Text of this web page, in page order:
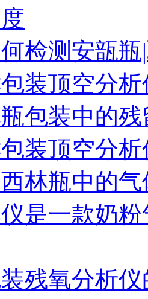
检测安瓿
装顶空分
包装中的
装顶空分
林瓶中的
是一款奶
残氧分析